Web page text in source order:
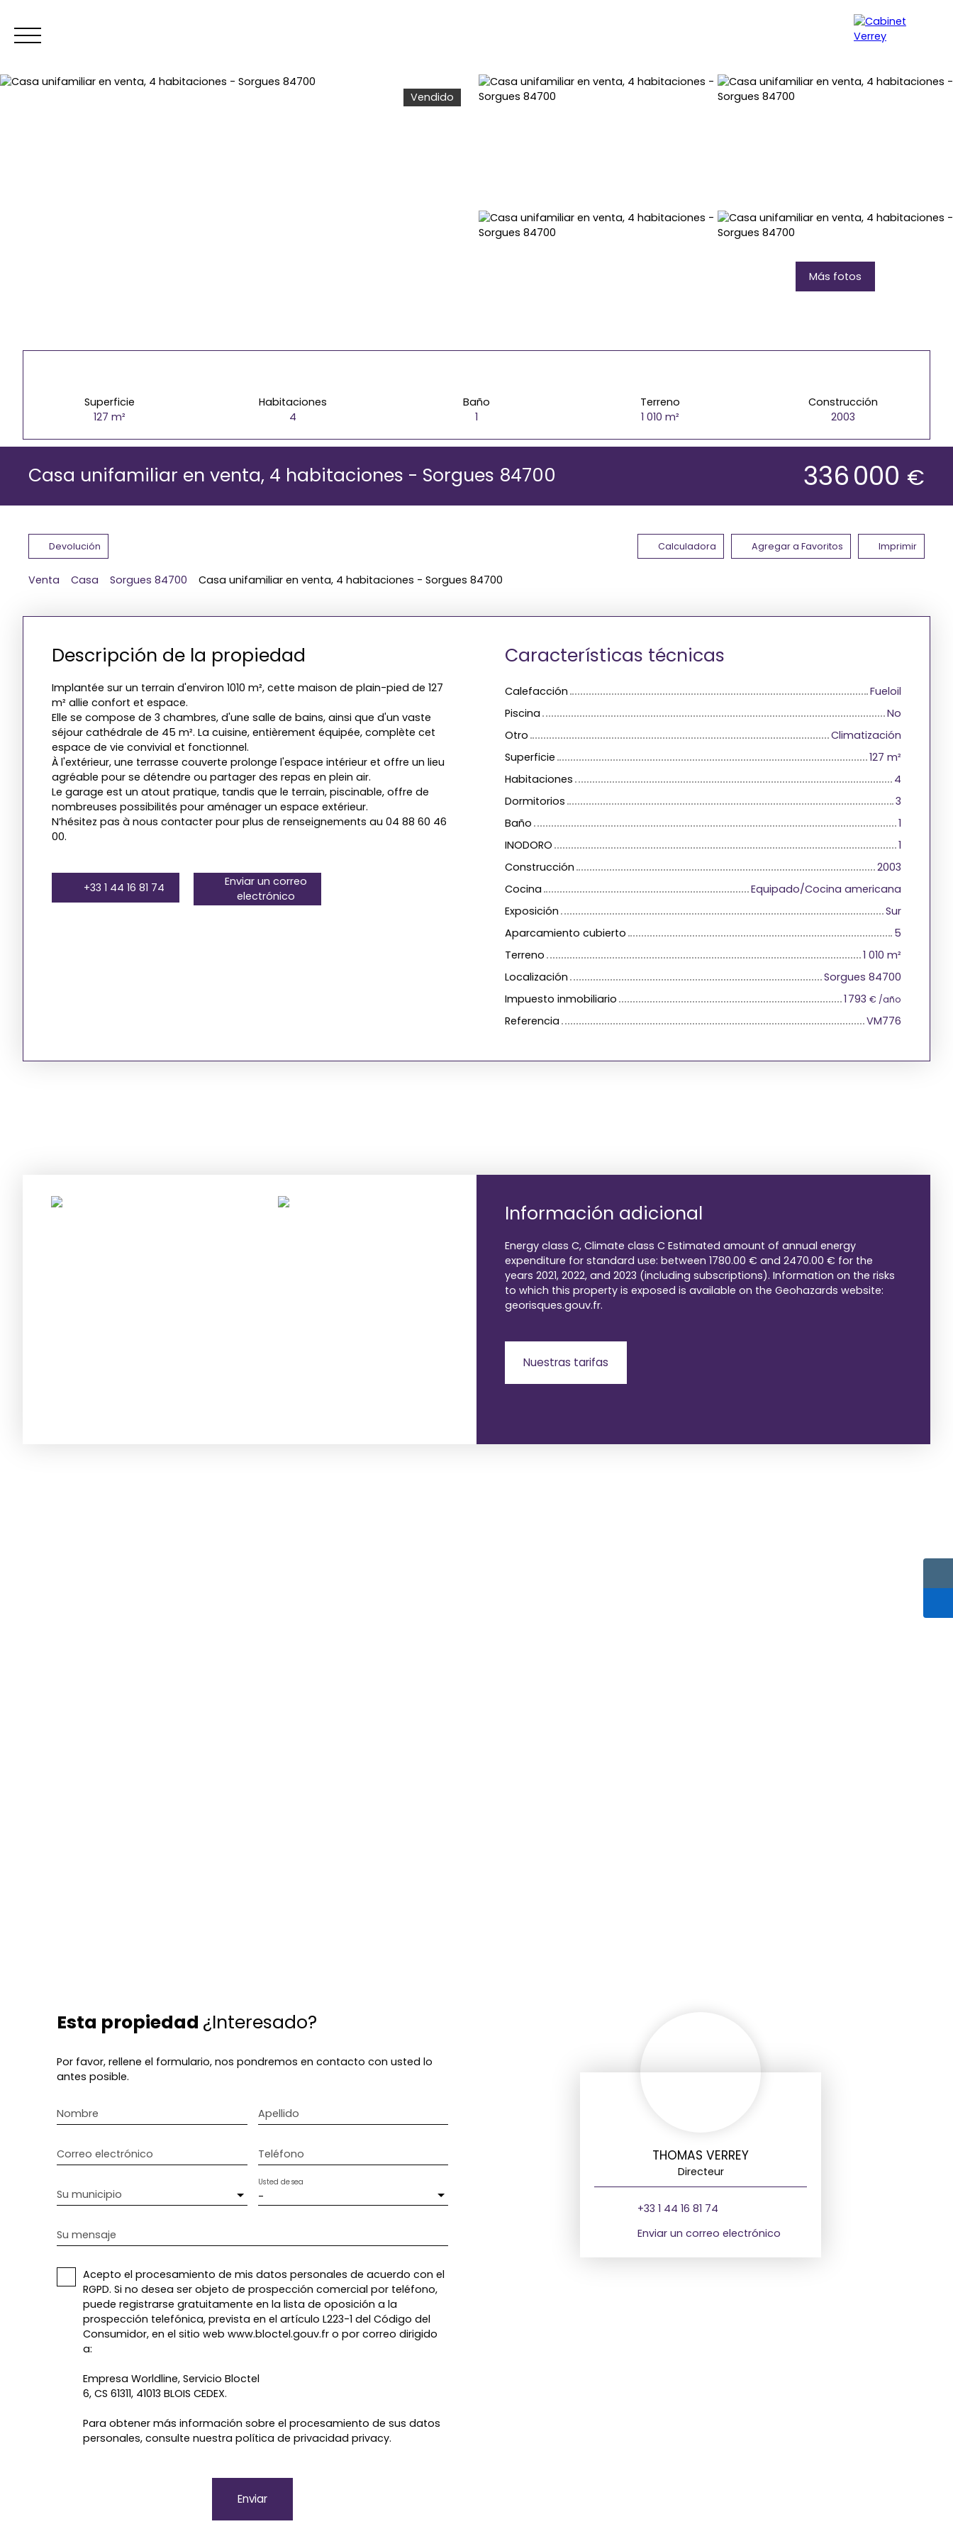
Vendido
Más fotos
Superficie
127m²
Habitaciones
4
Baño
1
Terreno
1 010 m²
Construcción
2003
Casa unifamiliar en venta, 4 habitaciones - Sorgues 84700 336 000 €
Devolución Calculadora Agregar a Favoritos Imprimir
Venta Casa Sorgues 84700 Casa unifamiliar en venta, 4 habitaciones - Sorgues 84700
Descripción de la propiedad
Implantée sur un terrain d'environ 1010 m², cette maison de plain-pied de 127
m² allie confort et espace.
Elle se compose de 3 chambres, d'une salle de bains, ainsi que d'un vaste
séjour cathédrale de 45 m². La cuisine, entièrement équipée, complète cet
espace de vie convivial et fonctionnel.
À l'extérieur, une terrasse couverte prolonge l'espace intérieur et offre un lieu
agréable pour se détendre ou partager des repas en plein air.
Le garage est un atout pratique, tandis que le terrain, piscinable, offre de
nombreuses possibilités pour aménager un espace extérieur.
N’hésitez pas à nous contacter pour plus de renseignements au 04 88 60 46
00.
+33 1 44 16 81 74
Enviar un correo
electrónico
Características técnicas
Calefacción
Fueloil
Piscina
No
Otro
Climatización
Superficie
127 m²
Habitaciones
4
Dormitorios
3
Baño
1
INODORO
1
Construcción
2003
Cocina
Equipado/Cocina americana
Exposición
Sur
Aparcamiento cubierto
5
Terreno
1 010 m²
Localización
Sorgues 84700
Impuesto inmobiliario
1 793 € /año
Referencia VM776
Información adicional
Energy class C, Climate class C Estimated amount of annual energy
expenditure for standard use: between 1780.00 € and 2470.00 € for the
years 2021, 2022, and 2023 (including subscriptions). Information on the risks
to which this property is exposed is available on the Geohazards website:
georisques.gouv.fr.
Nuestras tarifas
Esta propiedad ¿Interesado?
Por favor, rellene el formulario, nos pondremos en contacto con usted lo
antes posible.
Nombre Apellido
Correo electrónico Teléfono
Su municipio -
Usted desea
Su mensaje
Acepto el procesamiento de mis datos personales de acuerdo con el
RGPD. Si no desea ser objeto de prospección comercial por teléfono,
puede registrarse gratuitamente en la lista de oposición a la
prospección telefónica, prevista en el artículo L223-1 del Código del
Consumidor, en el sitio web www.bloctel.gouv.fr o por correo dirigido
a:
Empresa Worldline, Servicio Bloctel
6, CS 61311, 41013 BLOIS CEDEX.
Para obtener más información sobre el procesamiento de sus datos
personales, consulte nuestra política de privacidad privacy.
Enviar
THOMAS VERREY
Directeur
+33 1 44 16 81 74
Enviar un correo electrónico